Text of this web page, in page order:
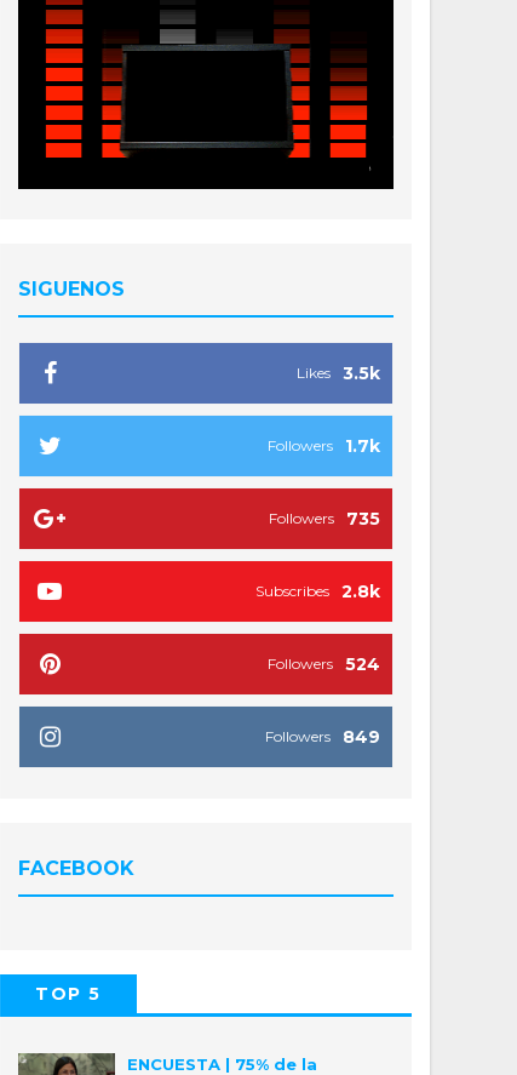
SIGUENOS
3.5k
Likes
1.7k
Followers
735
Followers
2.8k
Subscribes
524
Followers
849
Followers
FACEBOOK
TOP 5
ENCUESTA | 75% de la